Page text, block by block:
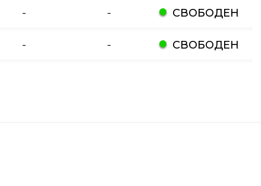
- - СВОБОДЕН
- - СВОБОДЕН